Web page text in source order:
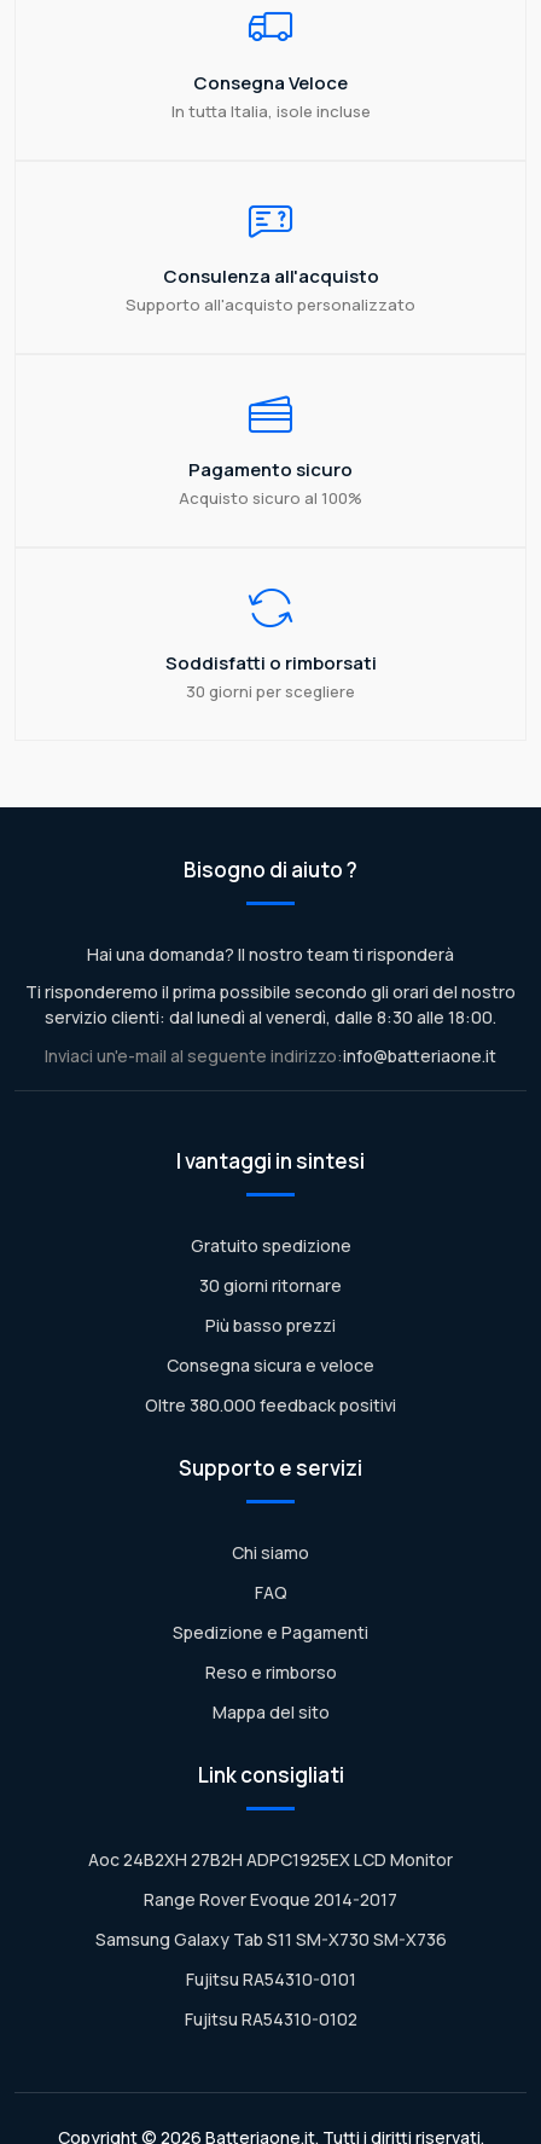
Consegna Veloce
In tutta Italia, isole incluse
Consulenza all'acquisto
Supporto all'acquisto personalizzato
Pagamento sicuro
Acquisto sicuro al 100%
Soddisfatti o rimborsati
30 giorni per scegliere
Bisogno di aiuto ?
Hai una domanda? Il nostro team ti risponderà
Ti risponderemo il prima possibile secondo gli orari del nostro
servizio clienti: dal lunedì al venerdì, dalle 8:30 alle 18:00.
Inviaci un'e-mail al seguente indirizzo:info@batteriaone.it
I vantaggi in sintesi
Gratuito spedizione
30 giorni ritornare
Più basso prezzi
Consegna sicura e veloce
Oltre 380.000 feedback positivi
Supporto e servizi
Chi siamo
FAQ
Spedizione e Pagamenti
Reso e rimborso
Mappa del sito
Link consigliati
Aoc 24B2XH 27B2H ADPC1925EX LCD Monitor
Range Rover Evoque 2014-2017
Samsung Galaxy Tab S11 SM-X730 SM-X736
Fujitsu RA54310-0101
Fujitsu RA54310-0102
Copyright © 2026 Batteriaone.it. Tutti i diritti riservati.